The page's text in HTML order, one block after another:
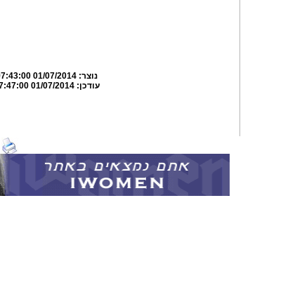
נוצר:01/07/2014 07:43:00
עודכן:01/07/2014 07:47:00